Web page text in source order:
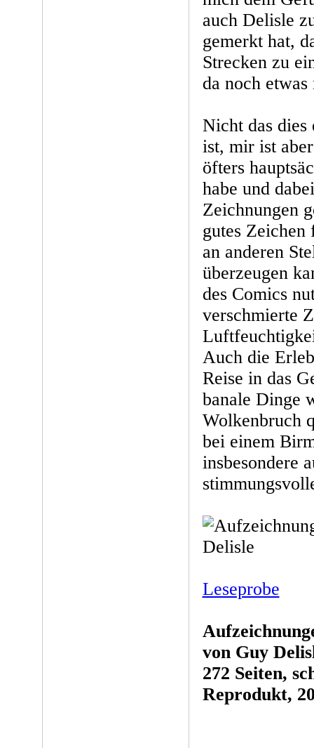
auch Delisle
gemerkt hat,
Strecken zu
da noch etwas
Nicht das dies
ist, mir ist
öfters
habe und
Zeichnungen
gutes Zeichen
an anderen
überzeugen
des Comics
verschmierte
Auch die
Reise in das
banale Dinge
Wolkenbruch
bei einem
insbesondere
Leseprobe
von Guy
272 Seiten,
Reprodukt,